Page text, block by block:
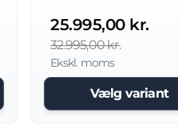
25.995,00 kr.
32.995,00 kr.
Ekskl. moms
Vælg variant